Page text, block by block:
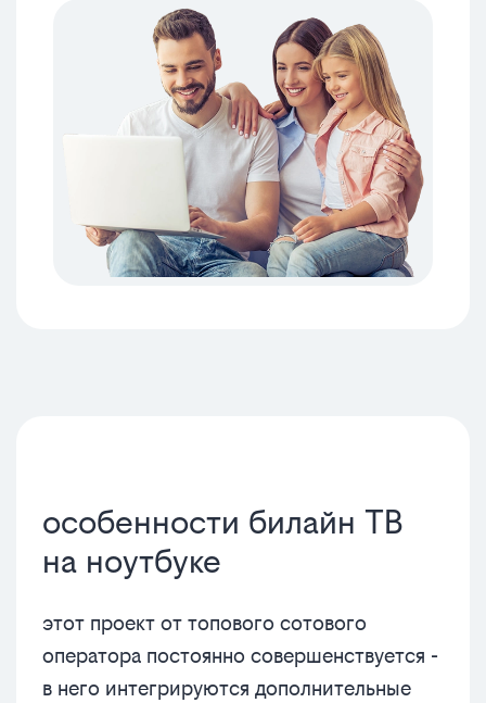
особенности билайн ТВ
на ноутбуке
этот проект от топового сотового
оператора постоянно совершенствуется -
в него интегрируются дополнительные